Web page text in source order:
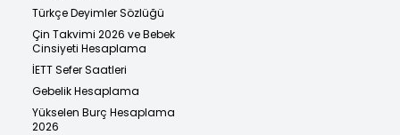
Türkçe Deyimler Sözlüğü
Çin Takvimi 2026 ve Bebek
Cinsiyeti Hesaplama
İETT Sefer Saatleri
Gebelik Hesaplama
Yükselen Burç Hesaplama
2026